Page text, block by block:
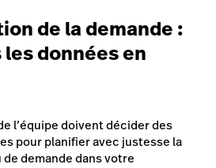
de la demande :
données en
l’équipe doivent décider des
pour planifier avec justesse la
demande dans votre